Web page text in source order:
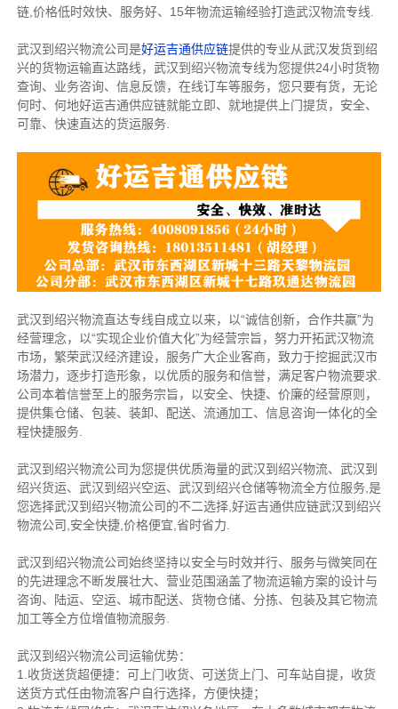
链,价格低时效快、服务好、15年物流运输经验打造武汉物流专线.
武汉到绍兴物流公司是好运吉通供应链提供的专业从武汉发货到绍
兴的货物运输直达路线，武汉到绍兴物流专线为您提供24小时货物
查询、业务咨询、信息反馈，在线订车等服务，您只要有货，无论
何时、何地好运吉通供应链就能立即、就地提供上门提货，安全、
可靠、快速直达的货运服务.
武汉到绍兴物流直达专线自成立以来，以“诚信创新，合作共赢”为
经营理念，以“实现企业价值大化”为经营宗旨，努力开拓武汉物流
市场，繁荣武汉经济建设，服务广大企业客商，致力于挖掘武汉市
场潜力，逐步打造形象，以优质的服务和信誉，满足客户物流要求.
公司本着信誉至上的服务宗旨，以安全、快捷、价廉的经营原则，
提供集仓储、包装、装卸、配送、流通加工、信息咨询一体化的全
程快捷服务.
武汉到绍兴物流公司为您提供优质海量的武汉到绍兴物流、武汉到
绍兴货运、武汉到绍兴空运、武汉到绍兴仓储等物流全方位服务,是
您选择武汉到绍兴物流公司的不二选择,好运吉通供应链武汉到绍兴
物流公司,安全快捷,价格便宜,省时省力.
武汉到绍兴物流公司始终坚持以安全与时效并行、服务与微笑同在
的先进理念不断发展壮大、营业范围涵盖了物流运输方案的设计与
咨询、陆运、空运、城市配送、货物仓储、分拣、包装及其它物流
加工等全方位增值物流服务.
武汉到绍兴物流公司运输优势：
1.收货送货超便捷：可上门收货、可送货上门、可车站自提，收货
送货方式任由物流客户自行选择，方便快捷；